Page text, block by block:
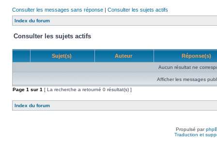
Consulter les messages sans réponse | Consulter les sujets actifs
Index du forum
Consulter les sujets actifs
Sujet(s) Auteur Réponse(s)
Aucun résultat ne
Afficher les messages
Page 1 sur 1 [ La recherche a retourné 0 résultat(s) ]
Index du forum
Propulsé par
Traduction et